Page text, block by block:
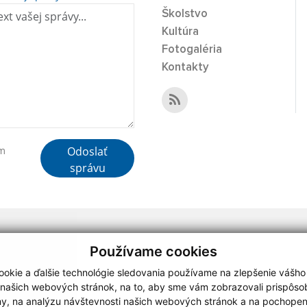
Používame cookies
a ďalšie technológie sledovania používame na zlepšenie
webových stránok, na to, aby sme vám zobrazovali
na analýzu návštevnosti našich webových stránok a na
Odoslať
správu
Školstvo
Kultúra
Fotogaléria
Kontakty
webdesign|